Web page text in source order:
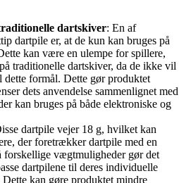
dartskiver: En af
dartpile er, at de kun kan bruges på
kan være en ulempe for spillere,
traditionelle dartskiver, da de ikke vil
dette formål. Dette gør produktet
dets anvendelse sammenlignet med
kan bruges på både elektroniske og
dartpile vejer 18 g, hvilket kan
der foretrækker dartpile med en
forskellige vægtmuligheder gør det
dartpilene til deres individuelle
kan gøre produktet mindre